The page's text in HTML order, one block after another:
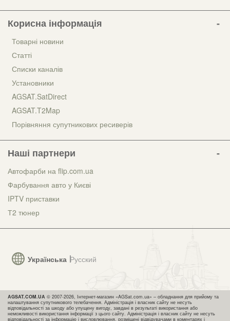
Українська Русский
Корисна інформація
Товарні новини
Статті
Списки каналів
Установники
AGSAT.SatDirect
AGSAT.T2Map
Порівняння супутникових ресиверів
Наші партнери
Автофарби на flip.com.ua
Фарбування авто у Києві
IPTV приставки
Т2 тюнер
AGSAT.COM.UA © 2007-2026, Інтернет-магазин «AGSat.com.ua» – обладнання для прийому та
налаштування супутникового телебачення. Адміністрація і власник сайту не несуть
відповідальності за шкоду або упущену вигоду, завдані в результаті використання або
неможливості використання інформації з цього сайту. Адміністрація і власник сайту не несуть
відповідальності за інформацію і висловлювання, розміщені відвідувачами в коментарях і